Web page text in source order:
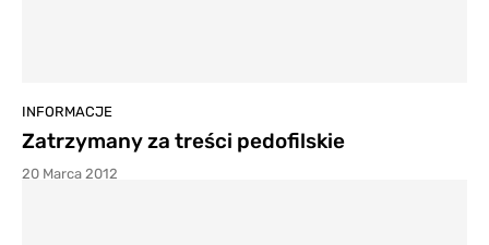
INFORMACJE
Zatrzymany za treści pedofilskie
20 Marca 2012